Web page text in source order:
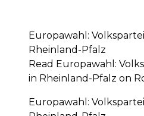
Europawahl:
Rheinland-Pfalz
Read Europawahl:
in Rheinland-Pfalz on
Europawahl: